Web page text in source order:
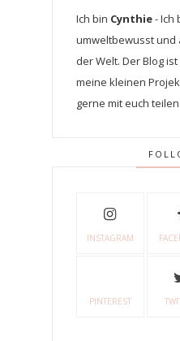
Ich bin Cynthie- Ich
umweltbewusst und
der Welt. Der Blog
meine kleinen
gerne mit euch
INSTAGRAM
PINTEREST